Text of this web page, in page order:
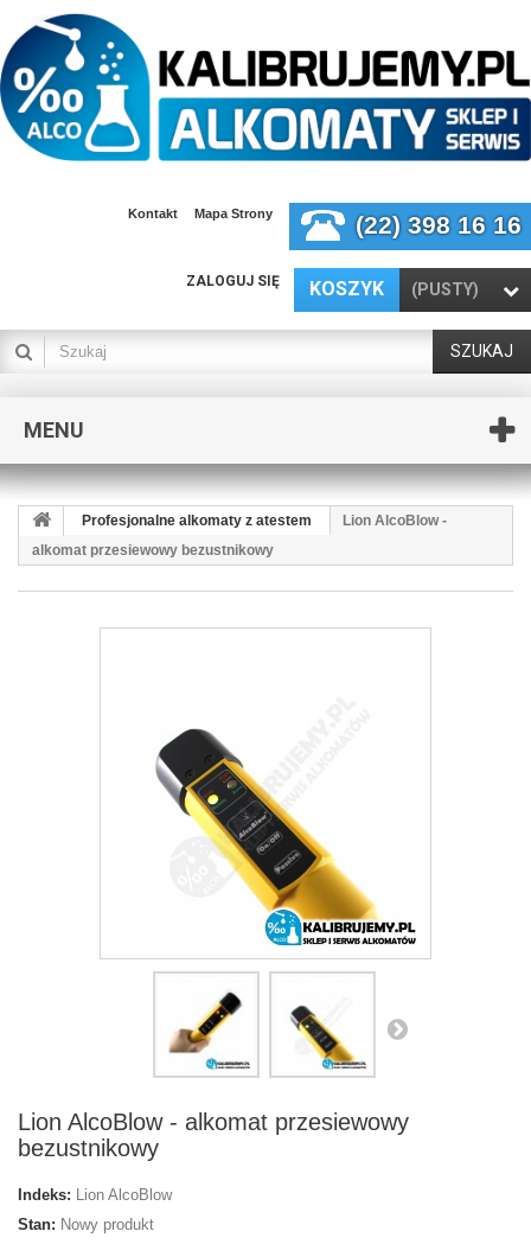
Kontakt Mapa Strony (22) 398 16 16
KOSZYK (PUSTY)
ZALOGUJ SIĘ
SZUKAJ
MENU
Profesjonalne alkomaty z atestem
Lion AlcoBlow -
alkomat przesiewowy bezustnikowy
Lion AlcoBlow - alkomat przesiewowy
bezustnikowy
Indeks: Lion AlcoBlow
Stan: Nowy produkt